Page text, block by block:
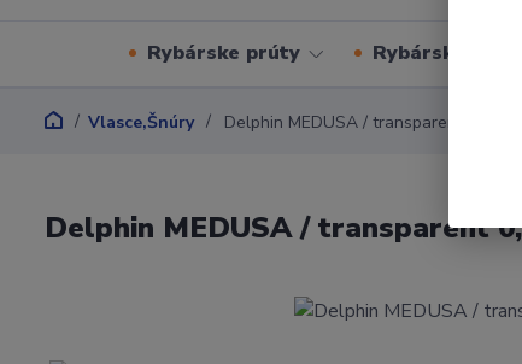
Rybárske prúty Rybárske
Vlasce,Šnúry Delphin MEDUSA / transparent
Delphin MEDUSA / transparent